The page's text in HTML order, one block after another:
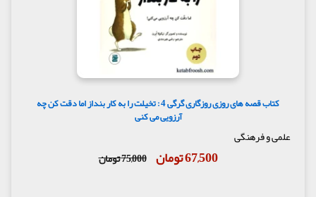
کتاب قصه های روزی روزگاری گرگی 4 : تخیلت را به کار بنداز اما دقت کن چه
آرزویی می کنی
علمی و فرهنگی
67,500 تومان 75,000 تومان